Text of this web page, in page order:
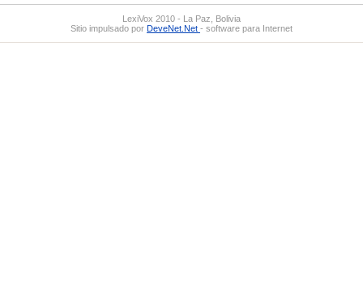
LexiVox 2010 - La Paz, Bolivia
Sitio impulsado por DeveNet.Net - software para Internet